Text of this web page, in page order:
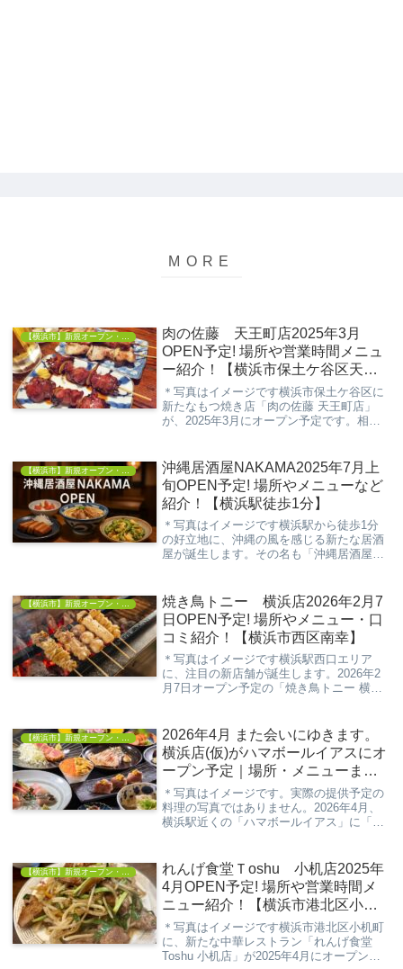
肉の佐藤 天王町店2025年3月
OPEN予定! 場所や営業時間メニュ
ー紹介！【横浜市保土ケ谷区天王
町】
＊写真はイメージです横浜市保土ケ谷区に
新たなもつ焼き店「肉の佐藤 天王町店」
が、2025年3月にオープン予定です。相鉄
やすい場所にあります。本厚木や横浜駅西
口のゴー...
沖縄居酒屋NAKAMA2025年7月上
旬OPEN予定! 場所やメニューなど
紹介！【横浜駅徒歩1分】
＊写真はイメージです横浜駅から徒歩1分
の好立地に、沖縄の風を感じる新たな居酒
屋が誕生します。その名も「沖縄居酒屋
めるお店として注目を集めています。運営
は、沖...
【横浜市】新規オープン・開店情報
焼き鳥トニー 横浜店2026年2月7
日OPEN予定! 場所やメニュー・口
コミ紹介！【横浜市西区南幸】
＊写真はイメージです横浜駅西口エリア
に、注目の新店舗が誕生します。2026年2
月7日オープン予定の「焼き鳥トニー 横浜
が揃う、使い勝手の良いお店として、すで
に話題を...
2026年4月 また会いにゆきます。
横浜店(仮)がハマボールイアスにオ
ープン予定｜場所・メニューまと
め
＊写真はイメージです。実際の提供予定の
料理の写真ではありません。2026年4月、
横浜駅近くの「ハマボールイアス」に「ま
ーマにした新店とのことで、横浜エリアで
の...
れんげ食堂Ｔoshu 小机店2025年
4月OPEN予定! 場所や営業時間メ
ニュー紹介！【横浜市港北区小机
町】
＊写真はイメージです横浜市港北区小机町
に、新たな中華レストラン「れんげ食堂
Toshu 小机店」が2025年4月にオープン予